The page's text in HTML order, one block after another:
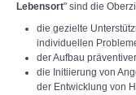
Lebensort" sind die
die gezielte
individuellen
der Aufbau
die Initiierung von
der Entwicklung von